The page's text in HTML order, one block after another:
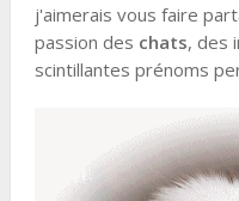
j'aimerais vous faire
passion des chats, des
scintillantes prénoms